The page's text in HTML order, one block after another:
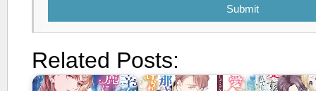
Submit
Related Posts: